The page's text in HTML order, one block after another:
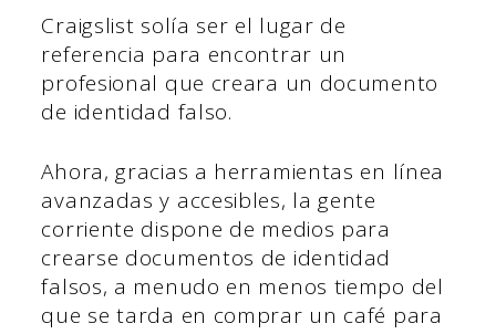
Craigslist solía ser el lugar de
referencia para encontrar un
profesional que creara un documento
de identidad falso.
Ahora, gracias a herramientas en línea
avanzadas y accesibles, la gente
corriente dispone de medios para
crearse documentos de identidad
falsos, a menudo en menos tiempo del
que se tarda en comprar un café para